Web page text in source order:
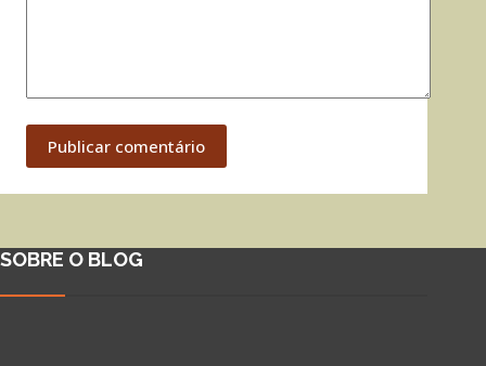
Publicar comentário
SOBRE O BLOG